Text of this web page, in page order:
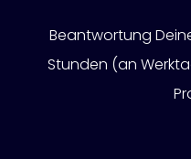
Beantwortung
Stunden (an